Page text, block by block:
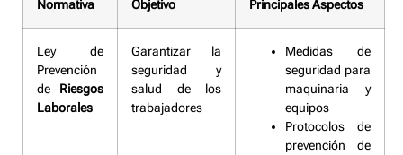
Normativa Objetivo Principales Aspectos
Ley de
Prevención
de Riesgos
Laborales
Garantizar la
seguridad y
salud de los
trabajadores
Medidas de
seguridad para
maquinaria y
equipos
Protocolos de
prevención de